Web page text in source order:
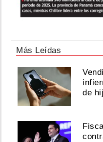
Más Leídas
de